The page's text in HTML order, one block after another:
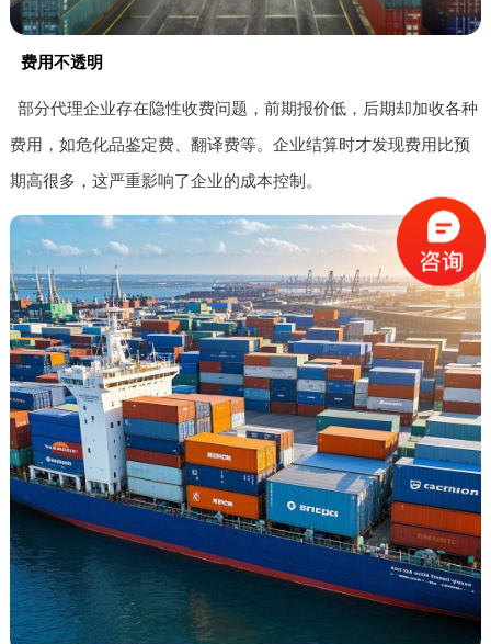
费用不透明
部分代理企业存在隐性收费问题，前期报价低，后期却加收各种
费用，如危化品鉴定费、翻译费等。企业结算时才发现费用比预
期高很多，这严重影响了企业的成本控制。